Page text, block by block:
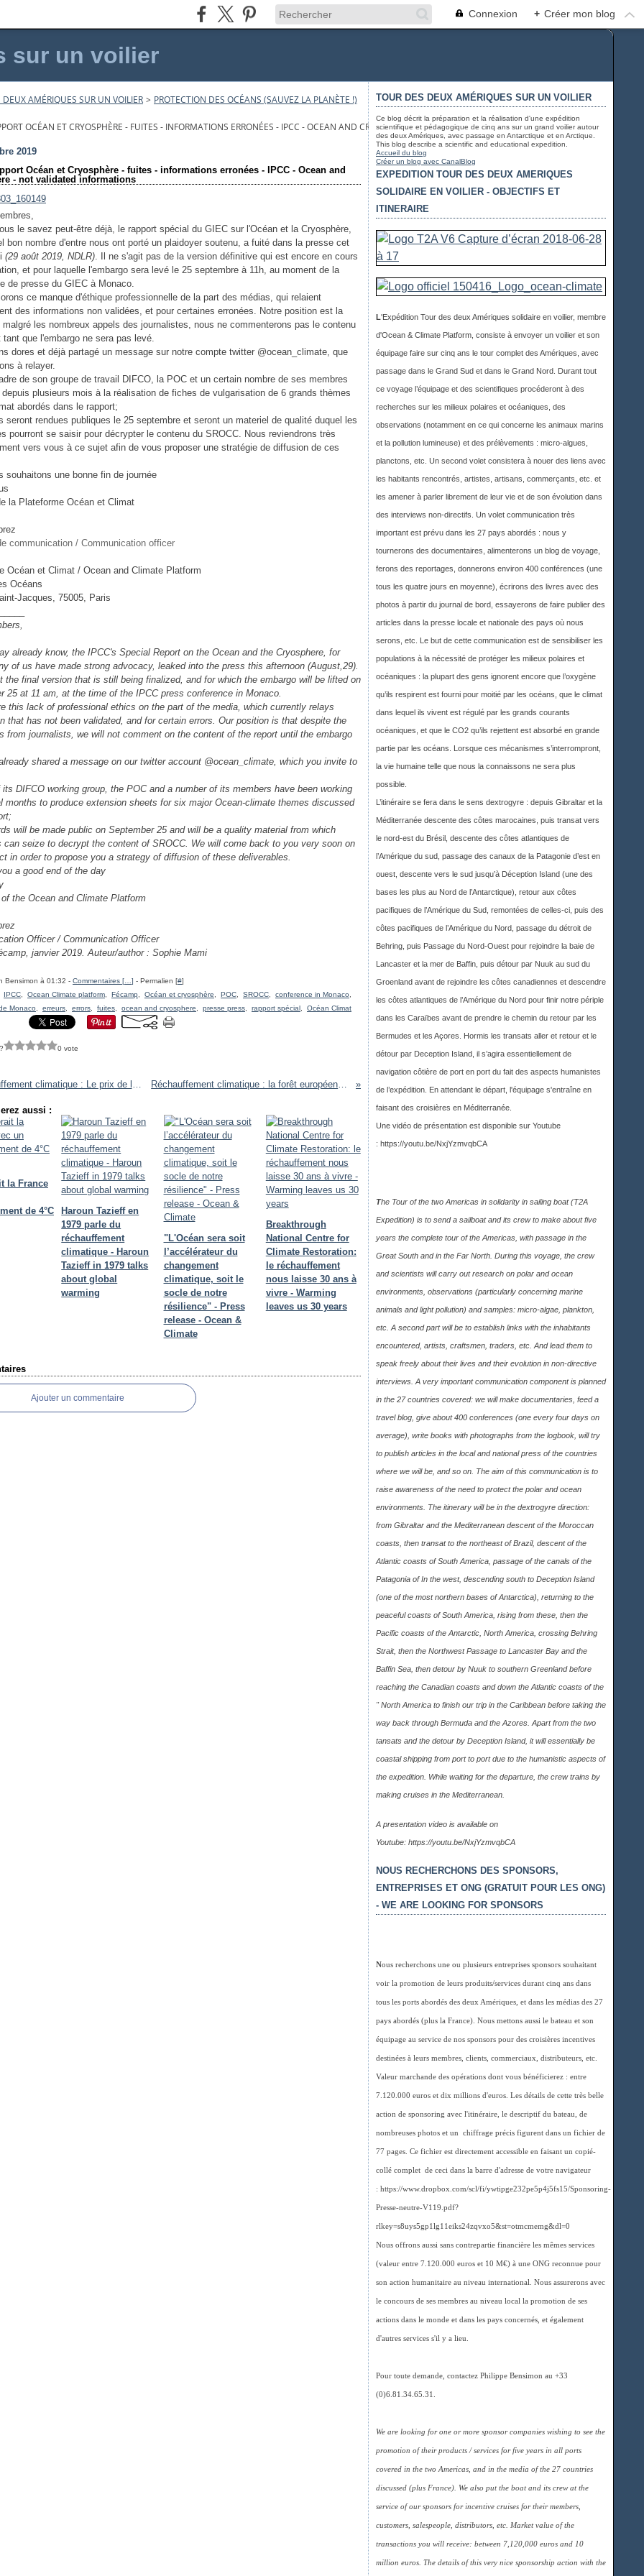
Connexion + Créer mon blog
sur un voilier
DEUX AMÉRIQUES SUR UN VOILIER > PROTECTION DES OCÉANS (SAUVEZ LA PLANÈTE !)
OCÉAN ET CRYOSPHÈRE - FUITES - INFORMATIONS ERRONÉES - IPCC - OCEAN AND CRYOSPHERE - NOT VALIDATED INFORMATIONS
2019
Océan et Cryosphère - fuites - informations erronées - IPCC - Ocean and
- not validated informations
le savez peut-être déjà, le rapport spécial du GIEC sur l'Océan et la Cryosphère,
bon nombre d'entre nous ont porté un plaidoyer soutenu, a fuité dans la presse cet
(29 août 2019, NDLR). Il ne s'agit pas de la version définitive qui est encore en cours
et pour laquelle l'embargo sera levé le 25 septembre à 11h, au moment de la
de presse du GIEC à Monaco.
ce manque d'éthique professionnelle de la part des médias, qui relaient
des informations non validées, et pour certaines erronées. Notre position est la
malgré les nombreux appels des journalistes, nous ne commenterons pas le contenu
tant que l'embargo ne sera pas levé.
dores et déjà partagé un message sur notre compte twitter @ocean_climate, que
à relayer.
de son groupe de travail DIFCO, la POC et un certain nombre de ses membres
plusieurs mois à la réalisation de fiches de vulgarisation de 6 grands thèmes
abordés dans le rapport;
seront rendues publiques le 25 septembre et seront un materiel de qualité duquel les
pourront se saisir pour décrypter le contenu du SROCC. Nous reviendrons très
vers vous à ce sujet afin de vous proposer une stratégie de diffusion de ces
souhaitons une bonne fin de journée
la Plateforme Océan et Climat
communication / Communication officer
Océan et Climat / Ocean and Climate Platform
Océans
Jacques, 75005, Paris
already know, the IPCC's Special Report on the Ocean and the Cryosphere, for
of us have made strong advocacy, leaked into the press this afternoon (August,29).
the final version that is still being finalized, and for which the embargo will be lifted on
25 at 11 am, at the time of the IPCC press conference in Monaco.
this lack of professional ethics on the part of the media, which currently relays
that has not been validated, and for certain errors. Our position is that despite the
from journalists, we will not comment on the content of the report until the embargo
shared a message on our twitter account @ocean_climate, which you invite to
DIFCO working group, the POC and a number of its members have been working
months to produce extension sheets for six major Ocean-climate themes discussed
will be made public on September 25 and will be a quality material from which
can seize to decrypt the content of SROCC. We will come back to you very soon on
in order to propose you a strategy of diffusion of these deliverables.
a good end of the day
the Ocean and Climate Platform
Officer / Communication Officer
janvier 2019. Auteur/author : Sophie Mami
Bensimon à 01:32 - Commentaires [ ] - Permalien [#]
IPCC Ocean Climate platform Fécamp Océan et cryosphère POC SROCC conference in Monaco
Monaco
erreurs errors fuites ocean and cryosphere presse press rapport spécial Océan Climat
0 vote
Réchauffement climatique : Le prix de la tranquillité — Global Warming: The price of tranquility Réchauffement climatique : la forêt européenne en mutation — Global warming : European forest is changing
aussi :
la France
de 4°C
Haroun Tazieff en
1979 parle du
réchauffement
climatique - Haroun
Tazieff in 1979 talks
about global
warming
"L'Océan sera soit
l’accélérateur du
changement
climatique, soit le
socle de notre
résilience" - Press
release - Ocean &
Climate
Breakthrough
National Centre for
Climate Restoration:
le réchauffement
nous laisse 30 ans à
vivre - Warming
leaves us 30 years
Ajouter un commentaire
TOUR DES DEUX AMÉRIQUES SUR UN VOILIER
Ce blog décrit la préparation et la réalisation d'une expédition
scientifique et pédagogique de cinq ans sur un grand voilier autour
des deux Amériques, avec passage en Antarctique et en Arctique.
This blog describe a scientific and educational expedition.
Accueil du blog
Créer un blog avec CanalBlog
EXPEDITION TOUR DES DEUX AMERIQUES
SOLIDAIRE EN VOILIER - OBJECTIFS ET
ITINERAIRE
L'Expédition Tour des deux Amériques solidaire en voilier, membre
d'Ocean & Climate Platform, consiste à envoyer un voilier et son
équipage faire sur cinq ans le tour complet des Amériques, avec
passage dans le Grand Sud et dans le Grand Nord. Durant tout
ce voyage l’équipage et des scientifiques procéderont à des
recherches sur les milieux polaires et océaniques, des
observations (notamment en ce qui concerne les animaux marins
et la pollution lumineuse) et des prélèvements : micro-algues,
planctons, etc. Un second volet consistera à nouer des liens avec
les habitants rencontrés, artistes, artisans, commerçants, etc. et
les amener à parler librement de leur vie et de son évolution dans
des interviews non-directifs. Un volet communication très
important est prévu dans les 27 pays abordés : nous y
tournerons des documentaires, alimenterons un blog de voyage,
ferons des reportages, donnerons environ 400 conférences (une
tous les quatre jours en moyenne), écrirons des livres avec des
photos à partir du journal de bord, essayerons de faire publier des
articles dans la presse locale et nationale des pays où nous
serons, etc. Le but de cette communication est de sensibiliser les
populations à la nécessité de protéger les milieux polaires et
océaniques : la plupart des gens ignorent encore que l’oxygène
qu’ils respirent est fourni pour moitié par les océans, que le climat
dans lequel ils vivent est régulé par les grands courants
océaniques, et que le CO2 qu’ils rejettent est absorbé en grande
partie par les océans. Lorsque ces mécanismes s’interrompront,
la vie humaine telle que nous la connaissons ne sera plus
possible.
L’itinéraire se fera dans le sens dextrogyre : depuis Gibraltar et la
Méditerranée descente des côtes marocaines, puis transat vers
le nord-est du Brésil, descente des côtes atlantiques de
l’Amérique du sud, passage des canaux de la Patagonie d’est en
ouest, descente vers le sud jusqu’à Déception Island (une des
bases les plus au Nord de l’Antarctique), retour aux côtes
pacifiques de l’Amérique du Sud, remontées de celles-ci, puis des
côtes pacifiques de l’Amérique du Nord, passage du détroit de
Behring, puis Passage du Nord-Ouest pour rejoindre la baie de
Lancaster et la mer de Baffin, puis détour par Nuuk au sud du
Groenland avant de rejoindre les côtes canadiennes et descendre
les côtes atlantiques de l’Amérique du Nord pour finir notre périple
dans les Caraïbes avant de prendre le chemin du retour par les
Bermudes et les Açores. Hormis les transats aller et retour et le
détour par Deception Island, il s’agira essentiellement de
navigation côtière de port en port du fait des aspects humanistes
de l’expédition. En attendant le départ, l'équipage s'entraîne en
faisant des croisières en Méditerranée.
Une vidéo de présentation est disponible sur Youtube
: https://youtu.be/NxjYzmvqbCA
The Tour of the two Americas in solidarity in sailing boat (T2A
Expedition) is to send a sailboat and its crew to make about five
years the complete tour of the Americas, with passage in the
Great South and in the Far North. During this voyage, the crew
and scientists will carry out research on polar and ocean
environments, observations (particularly concerning marine
animals and light pollution) and samples: micro-algae, plankton,
etc. A second part will be to establish links with the inhabitants
encountered, artists, craftsmen, traders, etc. And lead them to
speak freely about their lives and their evolution in non-directive
interviews. A very important communication component is planned
in the 27 countries covered: we will make documentaries, feed a
travel blog, give about 400 conferences (one every four days on
average), write books with photographs from the logbook, will try
to publish articles in the local and national press of the countries
where we will be, and so on. The aim of this communication is to
raise awareness of the need to protect the polar and ocean
environments. The itinerary will be in the dextrogyre direction:
from Gibraltar and the Mediterranean descent of the Moroccan
coasts, then transat to the northeast of Brazil, descent of the
Atlantic coasts of South America, passage of the canals of the
Patagonia of In the west, descending south to Deception Island
(one of the most northern bases of Antarctica), returning to the
peaceful coasts of South America, rising from these, then the
Pacific coasts of the Antarctic, North America, crossing Behring
Strait, then the Northwest Passage to Lancaster Bay and the
Baffin Sea, then detour by Nuuk to southern Greenland before
reaching the Canadian coasts and down the Atlantic coasts of the
" North America to finish our trip in the Caribbean before taking the
way back through Bermuda and the Azores. Apart from the two
tansats and the detour by Deception Island, it will essentially be
coastal shipping from port to port due to the humanistic aspects of
the expedition. While waiting for the departure, the crew trains by
making cruises in the Mediterranean.
A presentation video is available on
Youtube: https://youtu.be/NxjYzmvqbCA
NOUS RECHERCHONS DES SPONSORS,
ENTREPRISES ET ONG (GRATUIT POUR LES ONG)
- WE ARE LOOKING FOR SPONSORS
Nous recherchons une ou plusieurs entreprises sponsors souhaitant
voir la promotion de leurs produits/services durant cinq ans dans
tous les ports abordés des deux Amériques, et dans les médias des 27
pays abordés (plus la France). Nous mettons aussi le bateau et son
équipage au service de nos sponsors pour des croisières incentives
destinées à leurs membres, clients, commerciaux, distributeurs, etc.
Valeur marchande des opérations dont vous bénéficierez : entre
7.120.000 euros et dix millions d'euros. Les détails de cette très belle
action de sponsoring avec l'itinéraire, le descriptif du bateau, de
nombreuses photos et un chiffrage précis figurent dans un fichier de
77 pages. Ce fichier est directement accessible en faisant un copié-
collé complet de ceci dans la barre d'adresse de votre navigateur
: https://www.dropbox.com/scl/fi/ywtipge232pe5p4j5fs15/Sponsoring-
Presse-neutre-V119.pdf?
rlkey=s8uys5gp1lg11eiks24zqvxo5&st=otmcmemg&dl=0
Nous offrons aussi sans contrepartie financière les mêmes services
(valeur entre 7.120.000 euros et 10 M€) à une ONG reconnue pour
son action humanitaire au niveau international. Nous assurerons avec
le concours de ses membres au niveau local la promotion de ses
actions dans le monde et dans les pays concernés, et également
d'autres services s'il y a lieu.
Pour toute demande, contactez Philippe Bensimon au +33
(0)6.81.34.65.31.
We are looking for one or more sponsor companies wishing to see the
promotion of their products / services for five years in all ports
covered in the two Americas, and in the media of the 27 countries
discussed (plus France). We also put the boat and its crew at the
service of our sponsors for incentive cruises for their members,
customers, salespeople, distributors, etc. Market value of the
transactions you will receive: between 7,120,000 euros and 10
million euros. The details of this very nice sponsorship action with the